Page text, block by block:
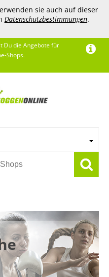
sie auch auf dieser
Datenschutzbestimmungen.
Du die Angebote für
Shops.